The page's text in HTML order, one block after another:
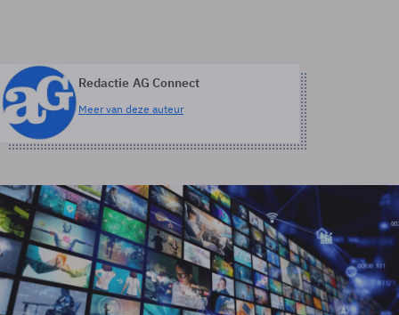
Redactie AG Connect
Meer van deze auteur